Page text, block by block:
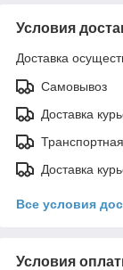
Условия
Доставка
Самовывоз
Доставка
Доставка
Все условия
Условия